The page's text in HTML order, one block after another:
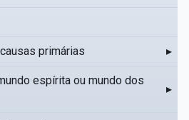
primárias ▸
espírita ou mundo dos
▸